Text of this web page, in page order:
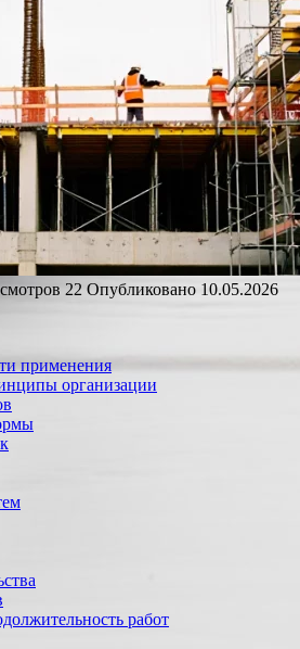
22 Опубликовано 10.05.2026
применения
организации
работ